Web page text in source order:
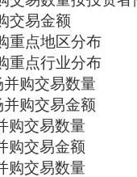
交易金额
重点地区分布
重点行业分布
购交易数量
购交易金额
购交易数量
购交易金额
购交易数量